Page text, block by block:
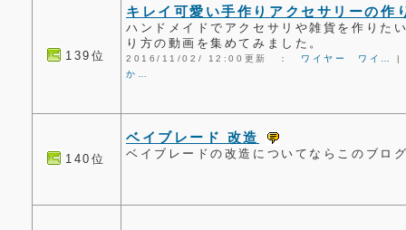
139位
キレイ可愛い手作りアクセサリーの作
ハンドメイドでアクセサリや雑貨を作りた
り方の動画を集めてみました。
2016/11/02/ 12:00更新 ： ワイヤー ワイ…
か…
140位
ベイブレード 改造
ベイブレードの改造についてならこのブロ